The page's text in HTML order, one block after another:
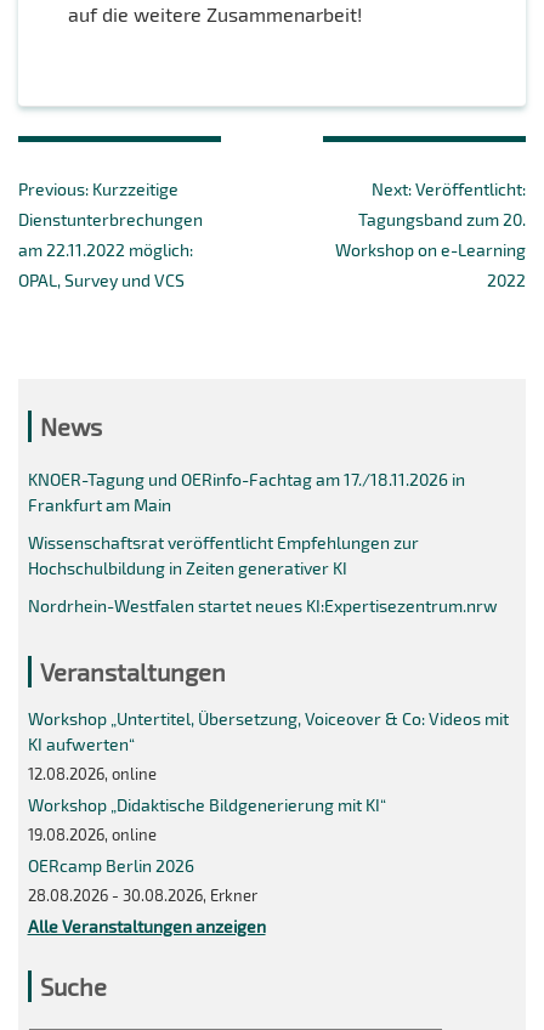
auf die weitere Zusammenarbeit!
Previous: Previous
post:
Kurzzeitige
Dienstunterbrechungen
am 22.11.2022 möglich:
OPAL, Survey und VCS
Next:Next
post:
Veröffentlicht:
Tagungsband zum 20.
Workshop on e-Learning
2022
News
KNOER-Tagung und OERinfo-Fachtag am 17./18.11.2026 in
Frankfurt am Main
Wissenschaftsrat veröffentlicht Empfehlungen zur
Hochschulbildung in Zeiten generativer KI
Nordrhein-Westfalen startet neues KI:Expertisezentrum.nrw
Veranstaltungen
Workshop „Untertitel, Übersetzung, Voiceover & Co: Videos mit
KI aufwerten“
12.08.2026, online
Workshop „Didaktische Bildgenerierung mit KI“
19.08.2026, online
OERcamp Berlin 2026
28.08.2026 - 30.08.2026, Erkner
Alle Veranstaltungen anzeigen
Suche